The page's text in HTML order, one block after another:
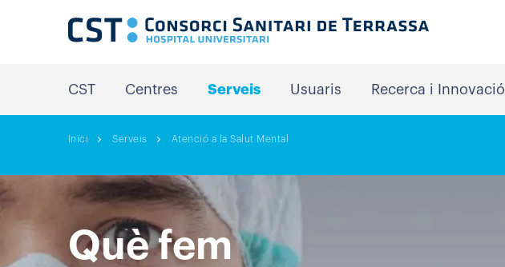
CST Centres Serveis Usuaris Recerca i Innovació
Inici Serveis Atenció a la Salut Mental
Què fem